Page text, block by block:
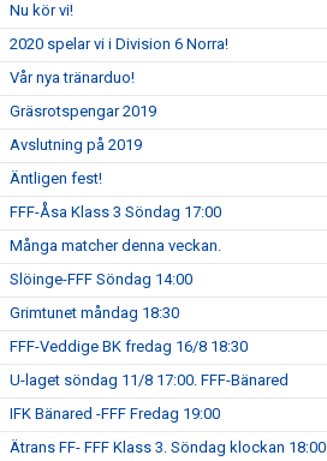
Nu kör vi!
2020 spelar vi i Division 6 Norra!
Vår nya tränarduo!
Gräsrotspengar 2019
Avslutning på 2019
Äntligen fest!
FFF-Åsa Klass 3 Söndag 17:00
Många matcher denna veckan.
Slöinge-FFF Söndag 14:00
Grimtunet måndag 18:30
FFF-Veddige BK fredag 16/8 18:30
U-laget söndag 11/8 17:00. FFF-Bänared
IFK Bänared -FFF Fredag 19:00
Ätrans FF- FFF Klass 3. Söndag klockan 18:00